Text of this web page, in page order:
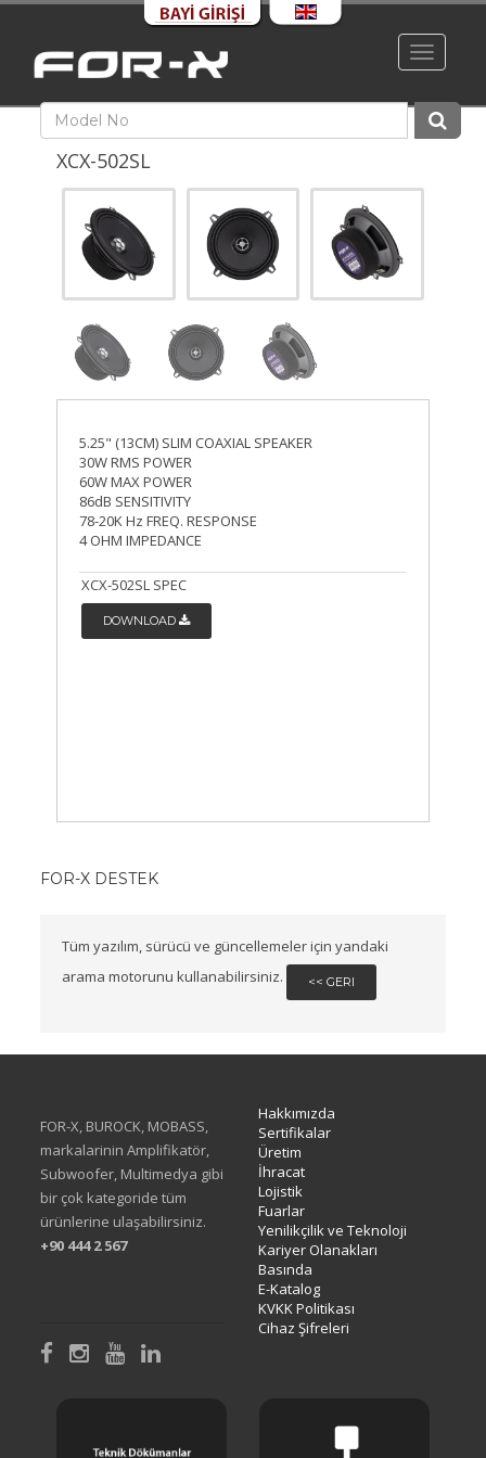
Toggle
XCX-502SL
5.25" (13CM) SLIM COAXIAL SPEAKER
30W RMS POWER
60W MAX POWER
86dB SENSITIVITY
78-20K Hz FREQ. RESPONSE
4 OHM IMPEDANCE
XCX-502SL SPEC
DOWNLOAD
FOR-X DESTEK
Tüm yazılım, sürücü ve güncellemeler için yandaki
arama motorunu kullanabilirsiniz.
<< GERI
FOR-X, BUROCK, MOBASS,
markalarinin Amplifikatör,
Subwoofer, Multimedya gibi
bir çok kategoride tüm
ürünlerine ulaşabilirsiniz.
+90 444 2 567
Hakkımızda
Sertifikalar
Üretim
İhracat
Lojistik
Fuarlar
Yenilikçilik ve Teknoloji
Kariyer Olanakları
Basında
E-Katalog
KVKK Politikası
Cihaz Şifreleri